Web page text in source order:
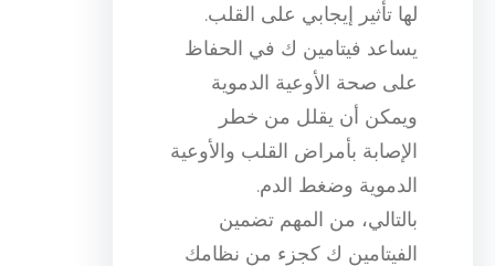
لها تأثير إيجابي على القلب.
يساعد فيتامين ك في الحفاظ
على صحة الأوعية الدموية
ويمكن أن يقلل من خطر
الإصابة بأمراض القلب والأوعية
الدموية وضغط الدم.
بالتالي، من المهم تضمين
الفيتامين ك كجزء من نظامك